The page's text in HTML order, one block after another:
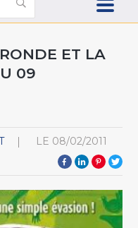
ET LA
09
LE 08/02/2011